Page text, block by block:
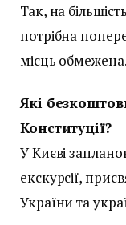
Так, на
потрібна
місць обмежена.
Які
Конституції?
У Києві
екскурсії,
України та